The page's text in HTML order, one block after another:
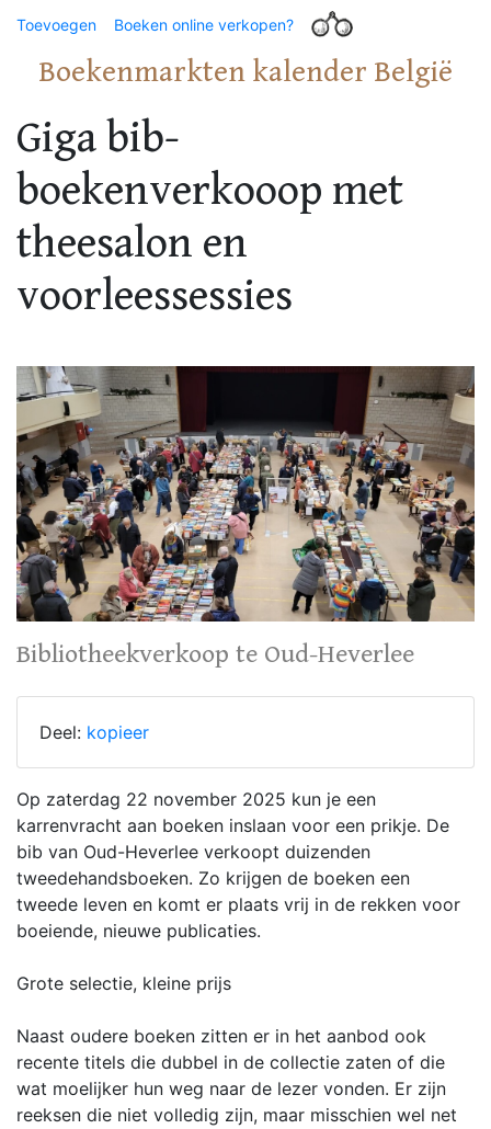
Toevoegen Boeken online verkopen?
Boekenmarkten kalender België
Giga bib-
boekenverkooop met
theesalon en
voorleessessies
Bibliotheekverkoop te Oud-Heverlee
Deel: kopieer
Op zaterdag 22 november 2025 kun je een
karrenvracht aan boeken inslaan voor een prikje. De
bib van Oud-Heverlee verkoopt duizenden
tweedehandsboeken. Zo krijgen de boeken een
tweede leven en komt er plaats vrij in de rekken voor
boeiende, nieuwe publicaties.
Grote selectie, kleine prijs
Naast oudere boeken zitten er in het aanbod ook
recente titels die dubbel in de collectie zaten of die
wat moelijker hun weg naar de lezer vonden. Er zijn
reeksen die niet volledig zijn, maar misschien wel net